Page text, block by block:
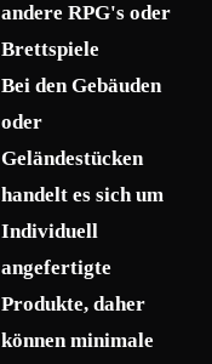
andere RPG's oder
Brettspiele
Bei den Gebäuden
oder
Geländestücken
handelt es sich um
Individuell
angefertigte
Produkte, daher
können minimale